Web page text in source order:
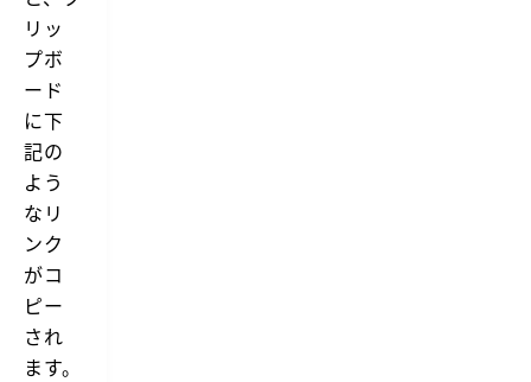
リッ
プボ
ード
に下
記の
よう
なリ
ンク
がコ
ピー
され
ます。